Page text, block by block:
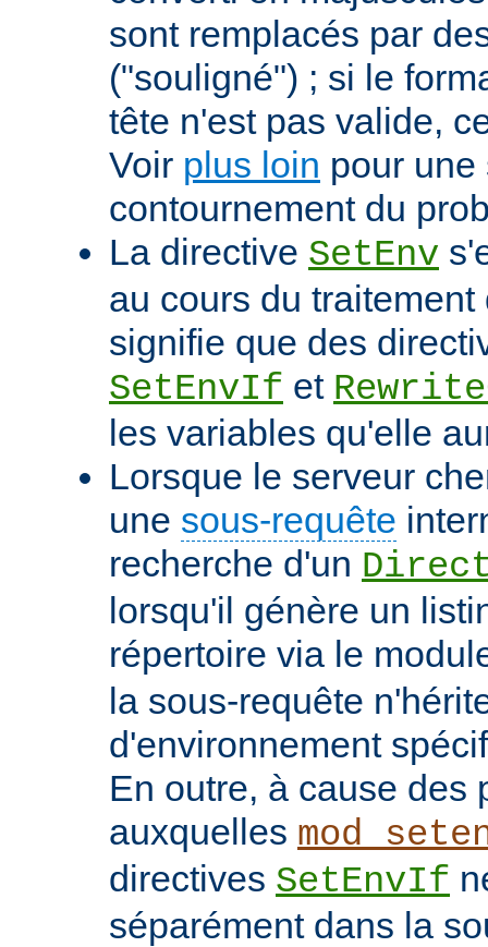
sont remplacés par
("souligné") ; si le
tête n'est pas valide,
Voir plus loin pour
contournement du
La directive SetEnv
au cours du
signifie que des
SetEnvIf et
les variables qu'elle
Lorsque le serveur
une sous-requête
recherche d'un
lorsqu'il génère un
répertoire via le
la sous-requête
d'environnement
En outre, à cause des
auxquelles
directives SetEnvIf
séparément dans la